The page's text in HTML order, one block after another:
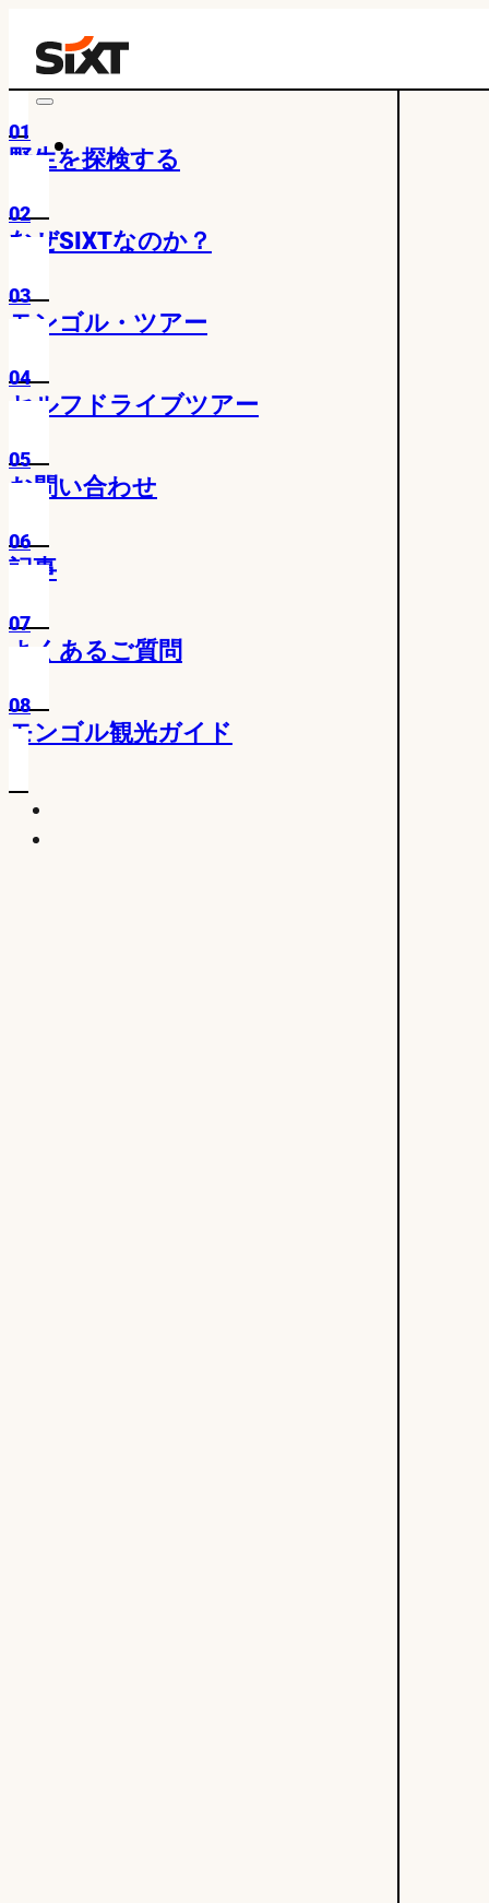
01
野生を探検する
02
なぜSIXTなのか？
03
モンゴル・ツアー
04
セルフドライブツアー
05
お問い合わせ
06
記事
07
よくあるご質問
08
モンゴル観光ガイド